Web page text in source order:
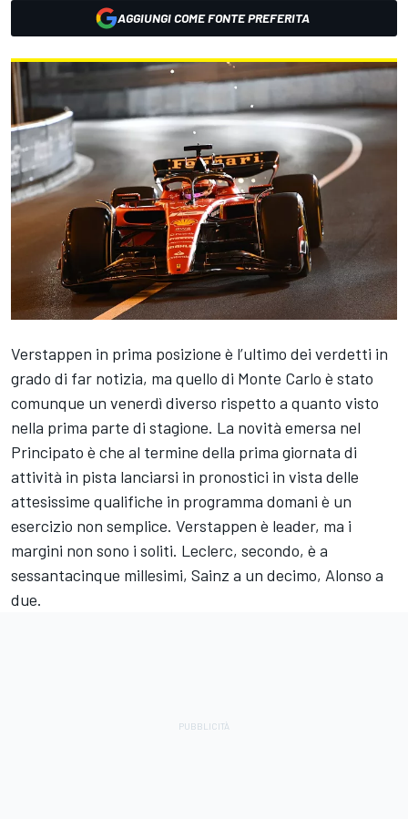
AGGIUNGI COME FONTE PREFERITA
Verstappen in prima posizione è l’ultimo dei verdetti in
grado di far notizia, ma quello di Monte Carlo è stato
comunque un venerdì diverso rispetto a quanto visto
nella prima parte di stagione. La novità emersa nel
Principato è che al termine della prima giornata di
attività in pista lanciarsi in pronostici in vista delle
attesissime qualifiche in programma domani è un
esercizio non semplice. Verstappen è leader, ma i
margini non sono i soliti. Leclerc, secondo, è a
sessantacinque millesimi, Sainz a un decimo, Alonso a
due.